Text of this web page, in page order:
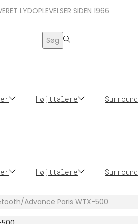
LYDOPLEVELSER SIDEN 1966
Søg
Højttalere Surround
Højttalere Surround
/Advance Paris WTX-500